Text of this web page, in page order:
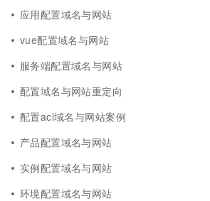
应用配置域名与网站
vue配置域名与网站
服务端配置域名与网站
配置域名与网站重定向
配置acl域名与网站案例
产品配置域名与网站
实例配置域名与网站
环境配置域名与网站